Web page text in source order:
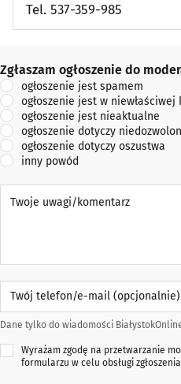
Tel. 537-359-985
Zgłaszam ogłoszenie do moderacji
Zgłaszam ogłoszenie do
ogłoszenie jest spamem
ogłoszenie jest w niewłaściwej
ogłoszenie jest nieaktualne
ogłoszenie dotyczy
ogłoszenie dotyczy oszustwa
inny powód
Twój telefon/e-mail (opcjonalnie)
Dane tylko do wiadomości
Wyrażam zgodę na przetwarzanie
formularzu w celu obsługi zgłoszenia